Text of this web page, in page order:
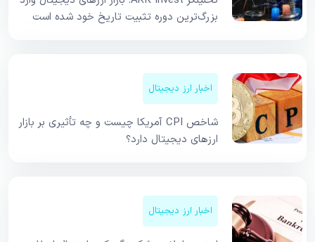
بزرگ‌ترین دوره تثبیت تاریخ خود شده است
اخبار ارز دیجیتال
شاخص CPI آمریکا چیست و چه تأثیری بر بازار
ارزهای دیجیتال دارد؟
اخبار ارز دیجیتال